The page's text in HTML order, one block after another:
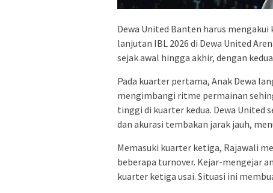
Dewa United Banten harus
lanjutan IBL 2026 di Dewa United
sejak awal hingga akhir, dengan
Pada kuarter pertama, Anak Dewa
mengimbangi ritme permainan
tinggi di kuarter kedua. Dewa
dan akurasi tembakan jarak jauh,
Memasuki kuarter ketiga, Rajawali
beberapa turnover. Kejar-mengejar
kuarter ketiga usai. Situasi ini